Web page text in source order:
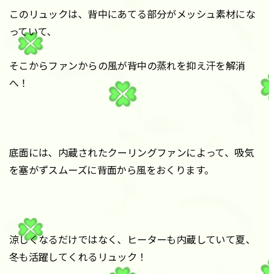
このリュックは、背中にあてる部分がメッシュ素材にな
っていて、
そこからファンからの風が背中の蒸れを抑え汗を解消
へ！
底面には、内蔵されたクーリングファンによって、吸気
を塞がずスムーズに背面から風をおくります。
涼しくなるだけではなく、ヒーターも内蔵していて夏、
冬も活躍してくれるリュック！